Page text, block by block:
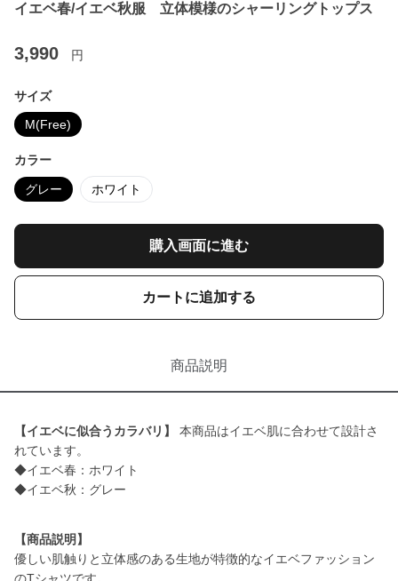
イエベ春/イエベ秋服 立体模様のシャーリングトップス
3,990 円
サイズ
M(Free)
カラー
グレー ホワイト
購入画面に進む
カートに追加する
商品説明
【イエベに似合うカラバリ】
本商品はイエベ肌に合わせて設計さ
れています。
◆イエベ春：ホワイト
◆イエベ秋：グレー
【商品説明】
優しい肌触りと立体感のある生地が特徴的なイエベファッション